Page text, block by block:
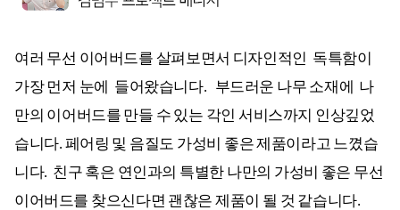
여러 무선 이어버드를 살펴보면서 디자인적인 독특함이
가장 먼저 눈에 들어왔습니다. 부드러운 나무 소재에 나
만의 이어버드를 만들 수 있는 각인 서비스까지 인상깊었
습니다. 페어링 및 음질도 가성비 좋은 제품이라고 느꼈습
니다. 친구 혹은 연인과의 특별한 나만의 가성비 좋은 무선
이어버드를 찾으신다면 괜찮은 제품이 될 것 같습니다.